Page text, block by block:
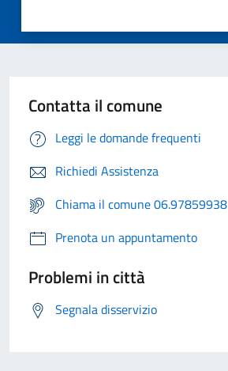
Contatta il comune
Leggi le domande frequenti
Richiedi Assistenza
Chiama il comune 06.97859938
Prenota un appuntamento
Problemi in città
Segnala disservizio